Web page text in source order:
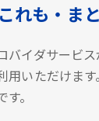
れも・ま
バイダサービス
用いただけま
。